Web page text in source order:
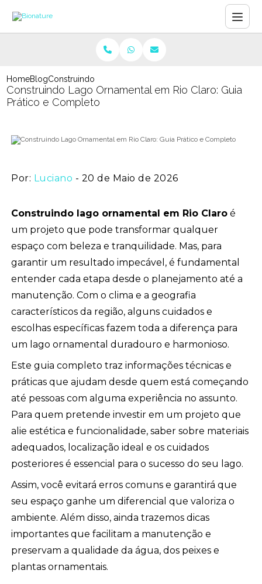
HomeBlogConstruindo Lago Ornamental em Rio Claro: Guia
Construindo Lago Ornamental em Rio Claro: Guia
Prático e Completo
Por: Luciano - 20 de Maio de 2026
Construindo lago ornamental em Rio Claro é
um projeto que pode transformar qualquer
espaço com beleza e tranquilidade. Mas, para
garantir um resultado impecável, é fundamental
entender cada etapa desde o planejamento até a
manutenção. Com o clima e a geografia
característicos da região, alguns cuidados e
escolhas específicas fazem toda a diferença para
um lago ornamental duradouro e harmonioso.
Este guia completo traz informações técnicas e
práticas que ajudam desde quem está começando
até pessoas com alguma experiência no assunto.
Para quem pretende investir em um projeto que
alie estética e funcionalidade, saber sobre materiais
adequados, localização ideal e os cuidados
posteriores é essencial para o sucesso do seu lago.
Assim, você evitará erros comuns e garantirá que
seu espaço ganhe um diferencial que valoriza o
ambiente. Além disso, ainda trazemos dicas
importantes que facilitam a manutenção e
preservam a qualidade da água, dos peixes e
plantas ornamentais.